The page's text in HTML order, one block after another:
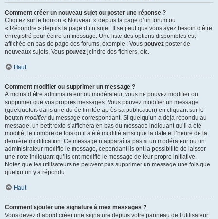
Comment créer un nouveau sujet ou poster une réponse ?
Cliquez sur le bouton « Nouveau » depuis la page d’un forum ou
« Répondre » depuis la page d’un sujet. Il se peut que vous ayez besoin d’être
enregistré pour écrire un message. Une liste des options disponibles est
affichée en bas de page des forums, exemple : Vous pouvez poster de
nouveaux sujets, Vous pouvez joindre des fichiers, etc.
Haut
Comment modifier ou supprimer un message ?
À moins d’être administrateur ou modérateur, vous ne pouvez modifier ou
supprimer que vos propres messages. Vous pouvez modifier un message
(quelquefois dans une durée limitée après sa publication) en cliquant sur le
bouton modifierdu message correspondant. Si quelqu’un a déjà répondu au
message, un petit texte s’affichera en bas du message indiquant qu’il a été
modifié, le nombre de fois qu’il a été modifié ainsi que la date et l’heure de la
dernière modification. Ce message n’apparaîtra pas si un modérateur ou un
administrateur modifie le message, cependant ils ont la possibilité de laisser
une note indiquant qu’ils ont modifié le message de leur propre initiative.
Notez que les utilisateurs ne peuvent pas supprimer un message une fois que
quelqu’un y a répondu.
Haut
Comment ajouter une signature à mes messages ?
Vous devez d’abord créer une signature depuis votre panneau de l’utilisateur.